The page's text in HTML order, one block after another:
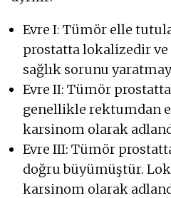
Evre I: Tümör elle
prostatta lokalizedir
sağlık sorunu
Evre II: Tümör
genellikle rektumdan
karsinom olarak
Evre III: Tümör
doğru büyümüştür.
karsinom olarak